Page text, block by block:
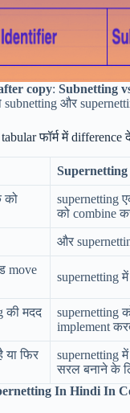
copy: Subnetting
और
फॉर्म में
Supernetting
को
supernetting
को combine
और
move
supernetting में
की मदद
supernetting
implement
या फिर
supernetting
सरल बनाने के
In Hindi In